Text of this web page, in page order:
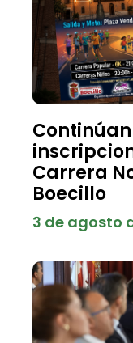
Carrera
Boecillo
3 de agosto